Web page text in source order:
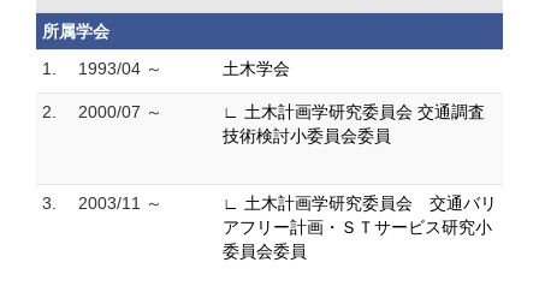
所属学会
1.
1993/04 ～ 土木学会
2. 2000/07 ～
∟ 土木計画学研究委員会 交通調査
技術検討小委員会委員
3. 2003/11 ～
∟ 土木計画学研究委員会 交通バリ
アフリー計画・ＳＴサービス研究小
委員会委員